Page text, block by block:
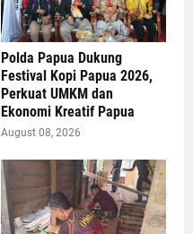
Polda Papua Dukung
Festival Kopi Papua 2026,
Perkuat UMKM dan
Ekonomi Kreatif Papua
August 08, 2026